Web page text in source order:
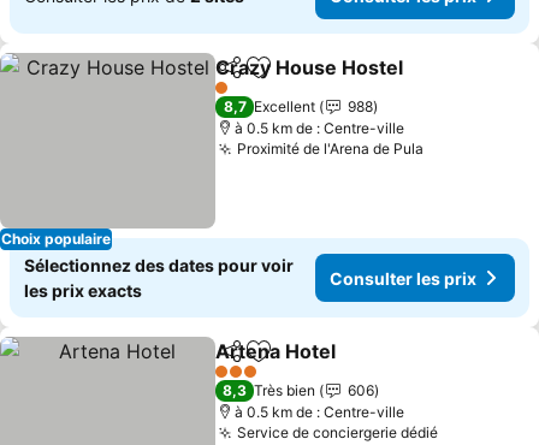
Choix populaire
PartagerAjouter à mes favoris
Crazy House Hostel
1 Étoiles
8,7 Excellent
988
à 0.5 km de : Centre-ville
Proximité de l'Arena de Pula
Sélectionnez des dates pour voir
les prix exacts
Consulter les prix
PartagerAjouter à mes favoris
Artena Hotel
3 Étoiles
8,3 Très bien
606
à 0.5 km de : Centre-ville
Service de conciergerie dédié